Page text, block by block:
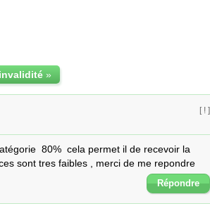
»
[ ! ]
80%  cela permet il de recevoir la
sont tres faibles , merci de me repondre
Répondre